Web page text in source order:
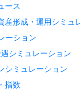
ース
産形成・運用シミュ
ーション
シミュレーション
シミュレーション
指数